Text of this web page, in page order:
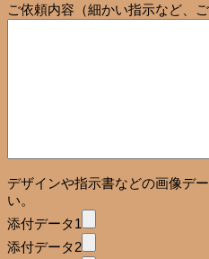
ご依頼内容（細かい指示など、
デザインや指示書などの画像デ
い。
添付データ1
添付データ2